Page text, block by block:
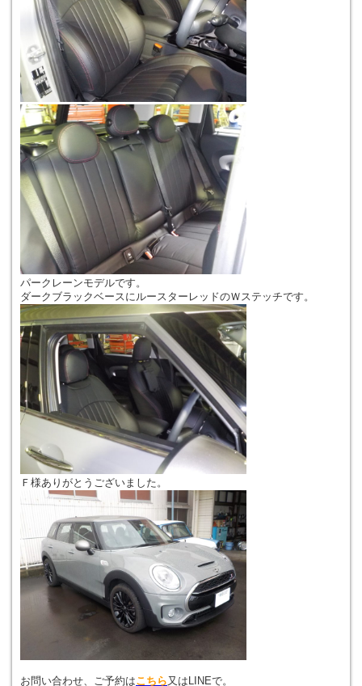
パークレーンモデルです。
ダークブラックベースにルースターレッドのＷステッチです。
Ｆ様ありがとうございました。
お問い合わせ、ご予約はこちら又はLINEで。